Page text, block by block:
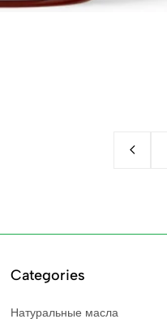
Categories
Натуральные масла